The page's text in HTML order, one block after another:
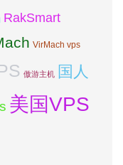
RakSmart
VirMach vps
傲游主机 国人
美国VPS